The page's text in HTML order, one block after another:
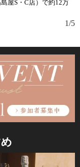
屋S・C店）で約12万
1/5